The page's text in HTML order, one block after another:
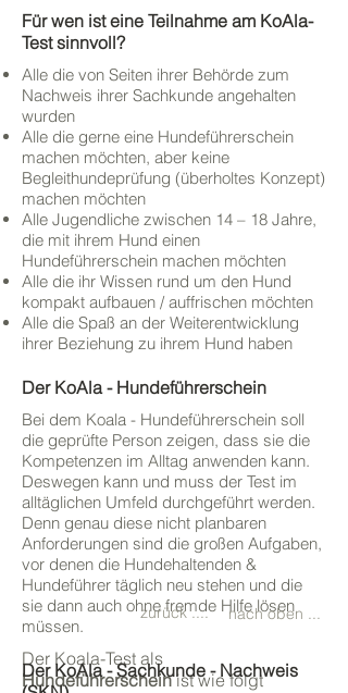
Für wen ist eine Teilnahme am KoAla-
Test sinnvoll?
Alle die von Seiten ihrer Behörde zum
Nachweis ihrer Sachkunde angehalten
wurden
Alle die gerne eine Hundeführerschein
machen möchten, aber keine
Begleithundeprüfung (überholtes Konzept)
machen möchten
Alle Jugendliche zwischen 14 – 18 Jahre,
die mit ihrem Hund einen
Hundeführerschein machen möchten
Alle die ihr Wissen rund um den Hund
kompakt aufbauen / auffrischen möchten
Alle die Spaß an der Weiterentwicklung
ihrer Beziehung zu ihrem Hund haben
Der KoAla - Hundeführerschein
Bei dem Koala - Hundeführerschein soll
die geprüfte Person zeigen, dass sie die
Kompetenzen im Alltag anwenden kann.
Deswegen kann und muss der Test im
alltäglichen Umfeld durchgeführt werden.
Denn genau diese nicht planbaren
Anforderungen sind die großen Aufgaben,
vor denen die Hundehaltenden &
Hundeführer täglich neu stehen und die
sie dann auch ohne fremde Hilfe lösen
müssen.
zurück .... nach oben ...
Der Koala-Test als
Hundeführerscheinist wie folgt
Der KoAla - Sachkunde - Nachweis